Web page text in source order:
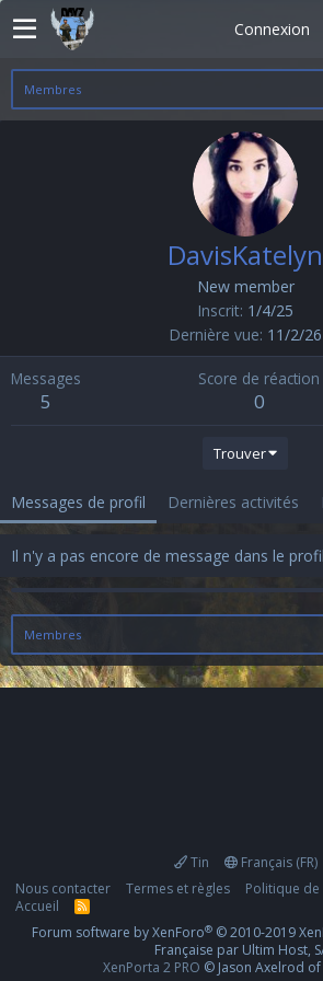
Connexion
Membres
DavisKatelyn
New member
Inscrit 1/4/25
Dernière vue 11/2/26
Messages
5
Score de réaction
0
Trouver
Messages de profil Dernières activités
Il n'y a pas encore de message dans le
Membres
Tin
Français (FR)
Nous contacter
Termes et règles Politique
Accueil
R
S
S
Forum software by XenForo® © 2010-2019
Française par Ultim Host,
XenPorta 2 PRO © Jason Axelrod of